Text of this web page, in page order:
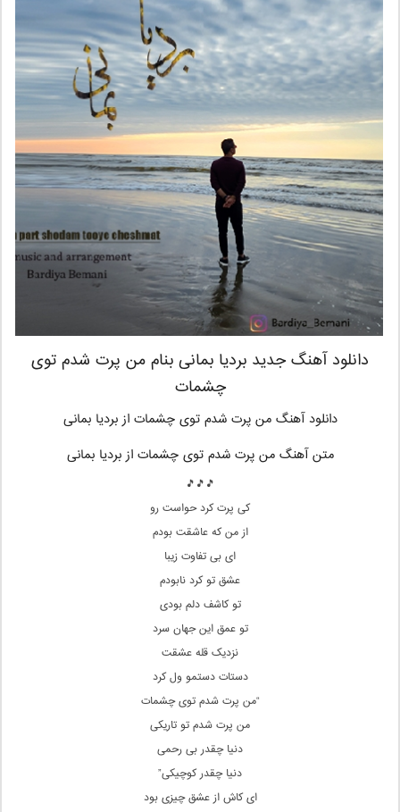
دانلود آهنگ جدید بردیا بمانی بنام من پرت شدم توی
چشمات
دانلود آهنگ من پرت شدم توی چشمات از بردیا بمانی
متن آهنگ من پرت شدم توی چشمات از بردیا بمانی
🎵🎵🎵
کی پرت کرد حواست رو
از من که عاشقت بودم
ای بی تفاوت زیبا
عشق تو کرد نابودم
تو کاشف دلم بودی
تو عمق این جهان سرد
نزدیک قله عشقت
دستات دستمو ول کرد
“من پرت شدم توی چشمات
من پرت شدم تو تاریکی
دنیا چقدر بی رحمی
دنیا چقدر کوچیکی”
ای کاش از عشق چیزی بود